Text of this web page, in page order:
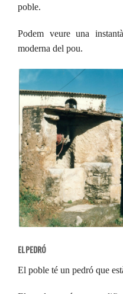
poble.
Podem veure una
moderna del pou.
EL PEDRÓ
El poble té un pedró que